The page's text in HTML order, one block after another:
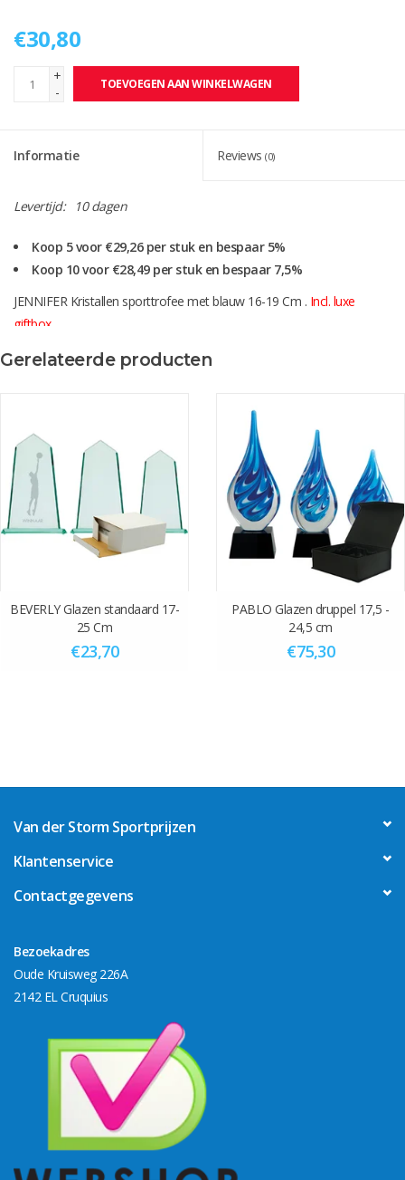
€30,80
+
-
TOEVOEGEN AAN WINKELWAGEN
Informatie Reviews (0)
Levertijd: 10 dagen
Koop 5 voor €29,26 per stuk en bespaar 5%
Koop 10 voor €28,49 per stuk en bespaar 7,5%
JENNIFER Kristallen sporttrofee met blauw 16-19 Cm . Incl. luxe
giftbox.
Instructies aanleveren artwork bij zandstralen
Zandstralen van jouw eigen tekst en logo kan ook tegen een
meerprijs. Kies de optie zandstralen van tekst en logo. Laat optie
afbeelding leeg en kies bij graveerplaatje optie “nee”
Stuur na afronden van de bestelling het artwork naar
info@vanderstorm.nl
ovv van het ordernummer. De levertijd bij
zandstralen is minimaal 14 dagen na akkoord van de proef die wij u
Gerelateerde producten
BEVERLY Glazen standaard 17-
25 Cm
€23,70
PABLO Glazen druppel 17,5 -
24,5 cm
€75,30
Van der Storm Sportprijzen
Klantenservice
Contactgegevens
Bezoekadres
Oude Kruisweg 226A
2142 EL Cruquius